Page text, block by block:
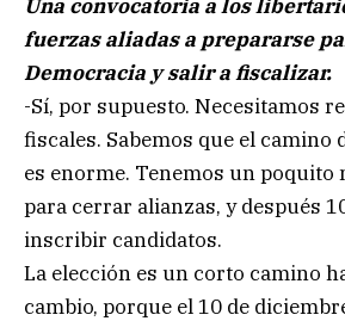
Una convocatoria a los
fuerzas aliadas a prepararse
Democracia y salir a fiscalizar.
-Sí, por supuesto. Necesitamos
fiscales. Sabemos que el camino
es enorme. Tenemos un poquito
para cerrar alianzas, y después
inscribir candidatos.
La elección es un corto camino
cambio, porque el 10 de